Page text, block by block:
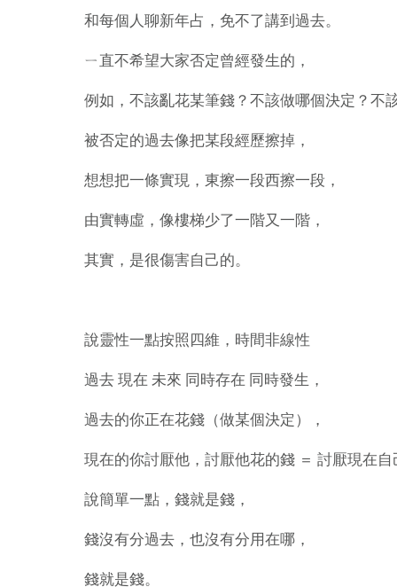
和每個人聊新年占，免不了講到過去。
ㄧ直不希望大家否定曾經發生的，
例如，不該亂花某筆錢？不該做哪個決定？不
被否定的過去像把某段經歷擦掉，
想想把一條實現，東擦一段西擦一段，
由實轉虛，像樓梯少了一階又一階，
其實，是很傷害自己的。
說靈性一點按照四維，時間非線性
過去 現在 未來 同時存在 同時發生，
過去的你正在花錢（做某個決定），
現在的你討厭他，討厭他花的錢 ＝ 討厭現在
說簡單一點，錢就是錢，
錢沒有分過去，也沒有分用在哪，
錢就是錢。